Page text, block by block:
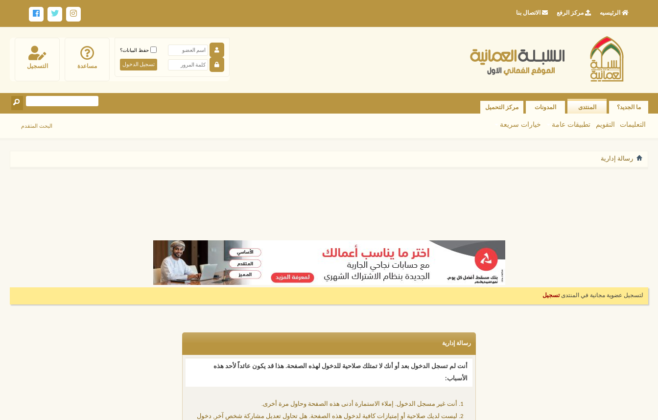
الرئيسيه مركز الرفع الاتصال بنا
التسجيل مساعدة
حفظ البيانات؟
ما الجديد؟ المنتدى
التعليمات التقويم تطبيقات عامة خيارات سريعة
المدونات مركز التحميل
البحث المتقدم
رسالة إدارية
لتسجيل عضوية مجانية في المنتدىتسجيل
رسالة إدارية
أنت لم تسجل الدخول بعد أو أنك لا تمتلك صلاحية للدخول لهذه الصفحة. هذا قد يكون عائداً لأحد هذه
الأسباب:
أنت غير مسجل الدخول. إملاء الاستمارة أدنى هذه الصفحة وحاول مرة أخرى.
ليست لديك صلاحية أو إمتيازات كافية لدخول هذه الصفحة. هل تحاول تعديل مشاركة شخص آخر, دخول